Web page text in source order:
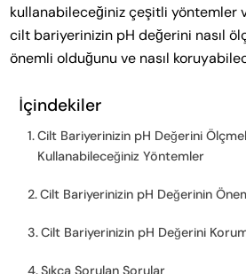
kullanabileceğiniz çeşitli yöntemler
cilt bariyerinizin pH değerini nasıl
önemli olduğunu ve nasıl
İçindekiler
Cilt Bariyerinizin pH Değerini
Kullanabileceğiniz Yöntemler
Cilt Bariyerinizin pH Değerinin
Cilt Bariyerinizin pH Değerini
Sıkça Sorulan Sorular